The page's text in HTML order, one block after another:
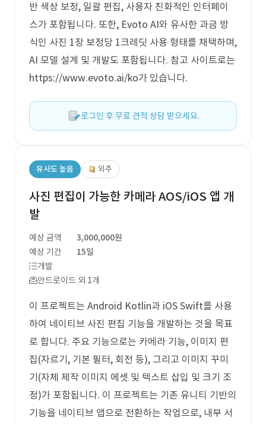
반 색상 보정, 일괄 편집, 사용자 친화적인 인터페이
스가 포함됩니다. 또한, Evoto AI와 유사한 과금 방
식인 사진 1장 보정당 1크레딧 사용 형태를 채택하며,
AI 모델 설계 및 개발도 포함됩니다. 참고 사이트로는
https://www.evoto.ai/ko가 있습니다.
로그인 후 무료 견적 상담 받으세요.
유사도 높음 외주
사진 편집이 가능한 카메라 AOS/iOS 앱 개
발
예상 금액
3,000,000원
예상 기간
15일
개발
안드로이드 외 1개
이 프로젝트는 Android Kotlin과 iOS Swift를 사용
하여 네이티브 사진 편집 기능을 개발하는 것을 목표
로 합니다. 주요 기능으로는 카메라 기능, 이미지 편
집(자르기, 기본 필터, 회전 등), 그리고 이미지 꾸미
기(자체 제작 이미지 에셋 및 텍스트 삽입 및 크기 조
정)가 포함됩니다. 이 프로젝트는 기존 유니티 기반의
기능을 네이티브 앱으로 전환하는 작업으로, 내부 서